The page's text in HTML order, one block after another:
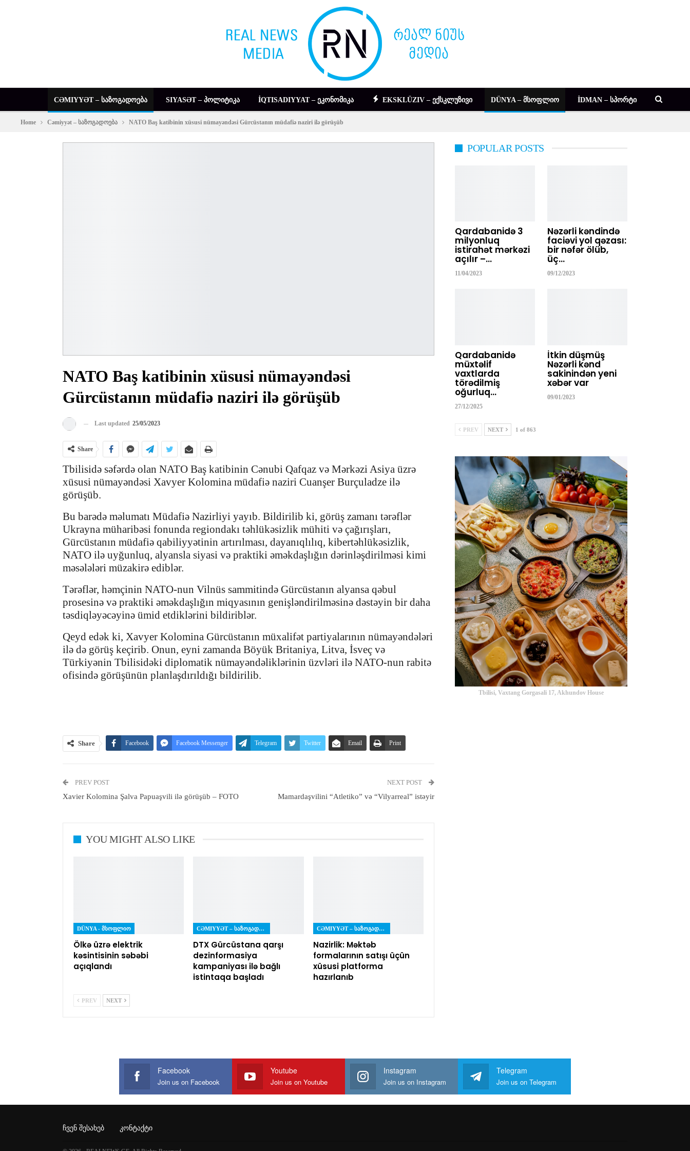
CƏMIYYƏT – ᲡᲐᲖᲝᲒᲐᲓᲝᲔᲑᲐ SIYASƏT – ᲞᲝᲚᲘᲢᲘᲙᲐ İQTISADIYYAT – ᲔᲙᲝᲜᲝᲛᲘᲙᲐ EKSKLÜZIV – ᲔᲥᲡᲙᲚᲣᲖᲘᲕᲘ DÜNYA – ᲛᲡᲝᲤᲚᲘᲝ İDMAN – ᲡᲞᲝᲠᲢᲘ
DIGƏR – ᲡᲮᲕᲐ
Home Cəmiyyət – საზოგადოება NATO Baş katibinin xüsusi nümayəndəsi Gürcüstanın müdafiə naziri ilə görüşüb
NATO Baş katibinin xüsusi nümayəndəsi
Gürcüstanın müdafiə naziri ilə görüşüb
Last updated 25/05/2023
Share
Tbilisidə səfərdə olan NATO Baş katibinin Cənubi Qafqaz və Mərkəzi Asiya üzrə
xüsusi nümayəndəsi Xavyer Kolomina müdafiə naziri Cuanşer Burçuladze ilə
görüşüb.
Bu barədə məlumatı Müdafiə Nazirliyi yayıb. Bildirilib ki, görüş zamanı tərəflər
Ukrayna müharibəsi fonunda regiondakı təhlükəsizlik mühiti və çağırışları,
Gürcüstanın müdafiə qabiliyyətinin artırılması, dayanıqlılıq, kibertəhlükəsizlik,
NATO ilə uyğunluq, alyansla siyasi və praktiki əməkdaşlığın dərinləşdirilməsi kimi
məsələləri müzakirə ediblər.
Tərəflər, həmçinin NATO-nun Vilnüs sammitində Gürcüstanın alyansa qəbul
prosesinə və praktiki əməkdaşlığın miqyasının genişləndirilməsinə dəstəyin bir daha
təsdiqləyəcəyinə ümid etdiklərini bildiriblər.
Qeyd edək ki, Xavyer Kolomina Gürcüstanın müxalifət partiyalarının nümayəndələri
ilə də görüş keçirib. Onun, eyni zamanda Böyük Britaniya, Litva, İsveç və
Türkiyənin Tbilisidəki diplomatik nümayəndəliklərinin üzvləri ilə NATO-nun rabitə
ofisində görüşünün planlaşdırıldığı bildirilib.
Share Facebook Facebook Messenger Telegram Twitter Email Print
PREV POST
Xavier Kolomina Şalva Papuaşvili ilə görüşüb – FOTO
NEXT POST
Mamardaşvilini “Atletiko” və “Vilyarreal” istəyir
YOU MIGHT ALSO LIKE
DÜNYA - ᲛᲡᲝᲤᲚᲘᲝ
Ölkə üzrə elektrik
kəsintisinin səbəbi
açıqlandı
CƏMIYYƏT – ᲡᲐᲖᲝᲒᲐᲓᲝᲔᲑᲐ
DTX Gürcüstana qarşı
dezinformasiya
kampaniyası ilə bağlı
istintaqa başladı
CƏMIYYƏT – ᲡᲐᲖᲝᲒᲐᲓᲝᲔᲑᲐ
Nazirlik: Məktəb
formalarının satışı üçün
xüsusi platforma
hazırlanıb
PREV NEXT
POPULAR POSTS
Qardabanidə 3
milyonluq
istirahət mərkəzi
açılır –…
11/04/2023
Nəzərli kəndində
faciəvi yol qəzası:
bir nəfər ölüb,
üç…
09/12/2023
Qardabanidə
müxtəlif
vaxtlarda
törədilmiş
oğurluq…
27/12/2025
İtkin düşmüş
Nəzərli kənd
sakinindən yeni
xəbər var
09/01/2023
PREV NEXT 1 of 863
Tbilisi, Vaxtang Gorgasali 17, Akhundov House
Facebook
Join us on Facebook
Youtube
Join us on Youtube
Instagram
Join us on Instagram
Telegram
Join us on Telegram
ᲩᲕᲔᲜ ᲨᲔᲡᲐᲮᲔᲑ ᲙᲝᲜᲢᲐᲥᲢᲘ